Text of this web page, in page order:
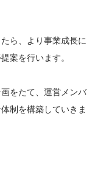
ら、より事業成長に
案を行います。
をたて、運営メンバ
制を構築していきま